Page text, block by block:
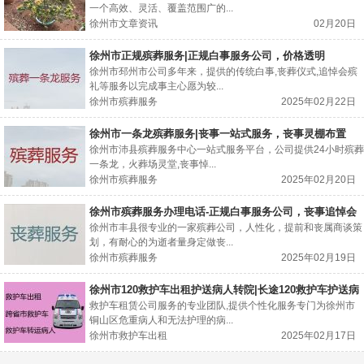
一个高效、灵活、覆盖范围广的...
徐州市文章资讯
02月20日
徐州市正规殡葬服务|正规白事服务公司，价格透明
徐州市邳州市公司多年来，提供的传统白事,丧葬仪式,追悼会殡
礼等服务以完成事主心愿为较...
徐州市殡葬服务
2025年02月22日
徐州市一条龙殡葬服务|丧事一站式服务，丧事灵棚布置
徐州市沛县殡葬服务中心一站式服务平台，公司提供24小时殡葬
一条龙，火葬场灵堂,丧事悼...
徐州市殡葬服务
2025年02月20日
徐州市殡葬服务办理电话-正规白事服务公司，丧事追悼会
徐州市丰县很专业的一家殡葬公司，人性化，提前和丧属商谈策
划，有耐心的为逝者量身定做丧...
徐州市殡葬服务
2025年02月19日
徐州市120救护车出租护送病人转院|长途120救护车护送病
人回家
救护车租赁公司服务的专业团队,提供个性化服务专门为徐州市
铜山区危重病人和无法护理的病...
徐州市救护车出租
2025年02月17日